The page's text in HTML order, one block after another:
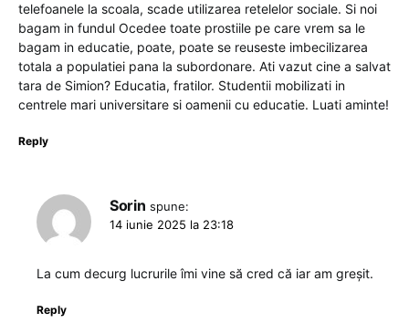
telefoanele la scoala, scade utilizarea retelelor sociale. Si noi
bagam in fundul Ocedee toate prostiile pe care vrem sa le
bagam in educatie, poate, poate se reuseste imbecilizarea
totala a populatiei pana la subordonare. Ati vazut cine a salvat
tara de Simion? Educatia, fratilor. Studentii mobilizati in
centrele mari universitare si oamenii cu educatie. Luati aminte!
Reply
Sorin spune:
14 iunie 2025 la 23:18
La cum decurg lucrurile îmi vine să cred că iar am greșit.
Reply